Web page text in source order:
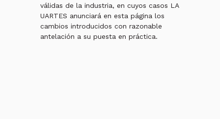
válidas de la industria, en cuyos casos LA
UARTES anunciará en esta página los
cambios introducidos con razonable
antelación a su puesta en práctica.